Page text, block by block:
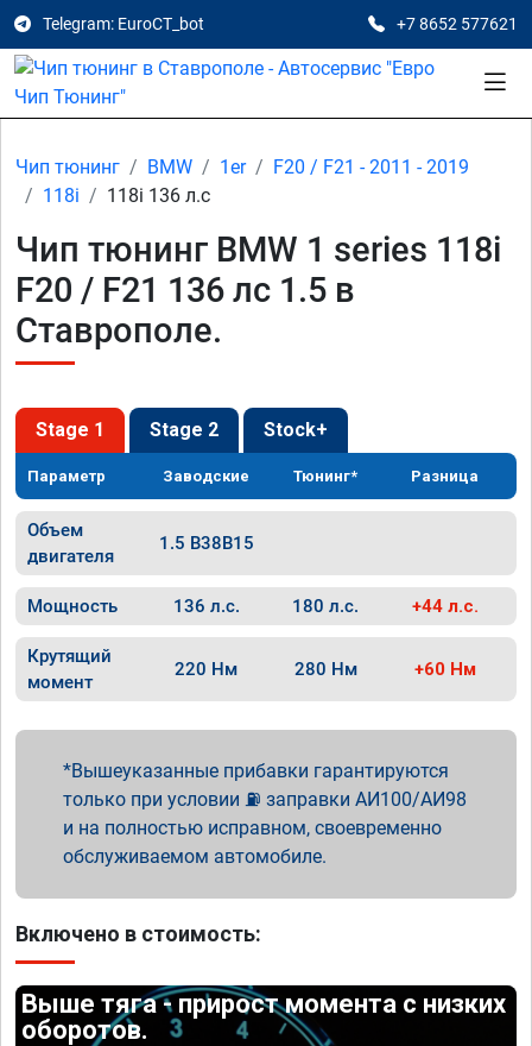
Telegram: EuroCT_bot +7 8652 577621
Чип тюнинг BMW 1er
F20 / F21 - 2011 - 2019
118i
118i 136 л.с
Чип тюнинг BMW 1 series 118i
F20 / F21 136 лс 1.5 в
Ставрополе.
Stage 1 Stage 2 Stock+
Параметр Заводские Тюнинг* Разница
Объем
двигателя
1.5 B38B15
Мощность 136 л.с. 180 л.с. +44 л.с.
Крутящий
момент
220 Нм 280 Нм +60 Нм
Вышеуказанные прибавки гарантируются
только при условии ⛽ заправки АИ100/АИ98
и на полностью исправном, своевременно
обслуживаемом автомобиле.
Включено в стоимость:
Выше тяга - прирост момента с низких
оборотов.